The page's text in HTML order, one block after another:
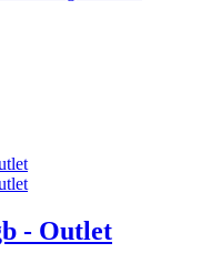
- Outlet